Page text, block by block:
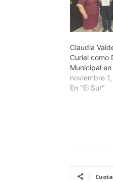
Claudia
Curiel como
Municipal en
noviembre
En "El Sur"
Cuota